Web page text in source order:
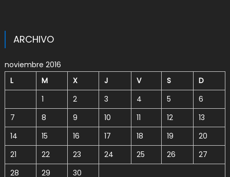
ARCHIVO
noviembre 2016
L
M X J V S
D
1
2 3 4 5
6
7
8 9 10 11 12
13
14
15 16 17 18 19
20
21
22 23 24 25 26
27
28
29 30